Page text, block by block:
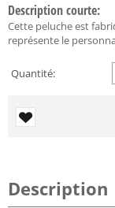
Description courte:
Cette peluche est
représente le
Quantité:
Description